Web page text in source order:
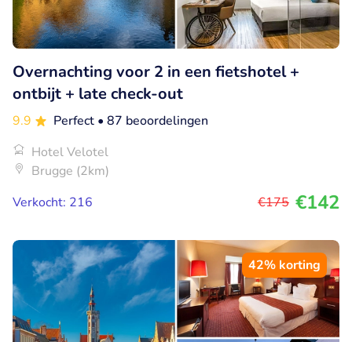
Overnachting voor 2 in een fietshotel +
ontbijt + late check-out
9.9 Perfect • 87 beoordelingen
Hotel Velotel
Brugge (2km)
Verkocht: 216
€175 €142
42% korting